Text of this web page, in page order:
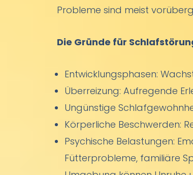
Probleme sind meist
Die Gründe für
Entwicklungsphasen:
Überreizung: Aufregende
Ungünstige
Körperliche Beschwerden:
Psychische Belastungen:
Fütterprobleme, familiäre